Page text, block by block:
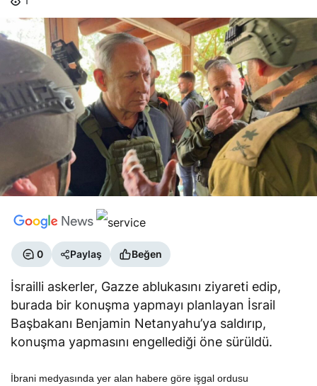
0 Paylaş Beğen
İsrailli askerler, Gazze ablukasını ziyareti edip,
burada bir konuşma yapmayı planlayan İsrail
Başbakanı Benjamin Netanyahu’ya saldırıp,
konuşma yapmasını engellediği öne sürüldü.
İbrani medyasında yer alan habere göre işgal ordusu